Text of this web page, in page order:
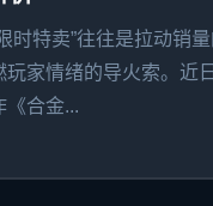
时特卖”往往是拉动销量
玩家情绪的导火索。近
《合金...